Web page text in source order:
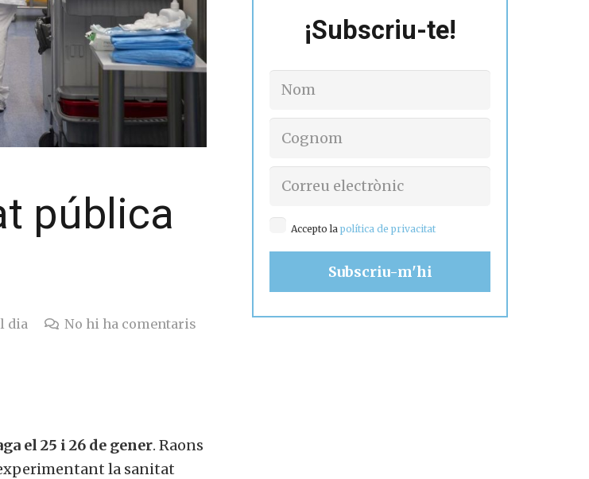
pública
dia No hi ha comentaris
el 25 i 26 de gener. Raons
la sanitat
¡Subscriu-te!
Accepto lapolítica de privacitat